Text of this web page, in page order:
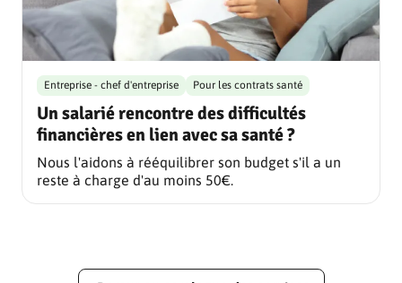
Un salarié rencontre des difficultés
financières en lien avec sa santé ?
Entreprise - chef d'entreprise Pour les contrats santé
Nous l'aidons à rééquilibrer son budget s'il a un
reste à charge d'au moins 50€.